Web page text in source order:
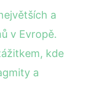
a
v Evropě.
kde
a